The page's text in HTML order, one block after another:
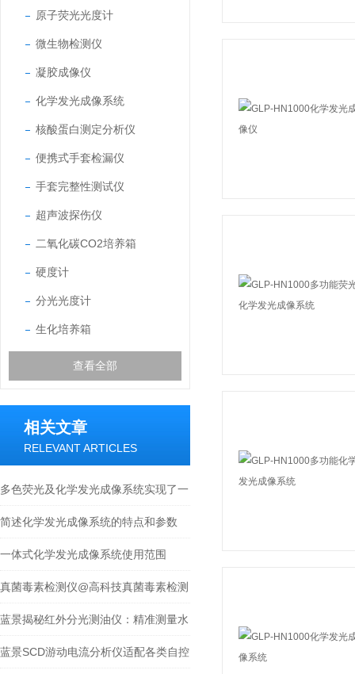
原子荧光光度计
微生物检测仪
凝胶成像仪
化学发光成像系统
核酸蛋白测定分析仪
便携式手套检漏仪
手套完整性测试仪
超声波探伤仪
二氧化碳CO2培养箱
硬度计
分光光度计
生化培养箱
查看全部
相关文章
RELEVANT ARTICLES
多色荧光及化学发光成像系统实现了一
键拍摄
简述化学发光成像系统的特点和参数
一体式化学发光成像系统使用范围
真菌毒素检测仪@高科技真菌毒素检测
仪上市
蓝景揭秘红外分光测油仪：精准测量水
中油的科技密码
蓝景SCD游动电流分析仪适配各类自控